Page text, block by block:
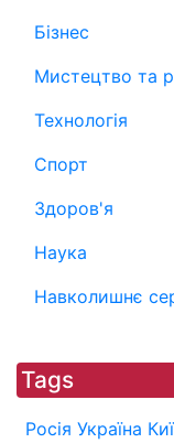
Бізнес
Мистецтво та
Технологія
Спорт
Здоров'я
Наука
Навколишнє
Tags
Росія Україна